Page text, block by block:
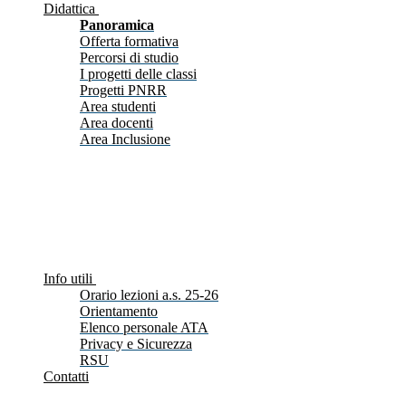
Didattica
Panoramica
Offerta formativa
Percorsi di studio
I progetti delle classi
Progetti PNRR
Area studenti
Area docenti
Area Inclusione
Info utili
Orario lezioni a.s. 25-26
Orientamento
Elenco personale ATA
Privacy e Sicurezza
RSU
Contatti